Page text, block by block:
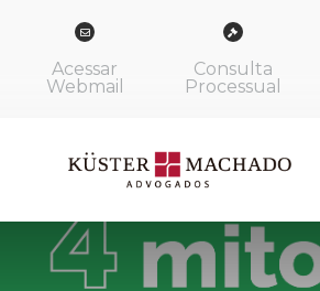
Acessar
Webmail
Consulta
Processual